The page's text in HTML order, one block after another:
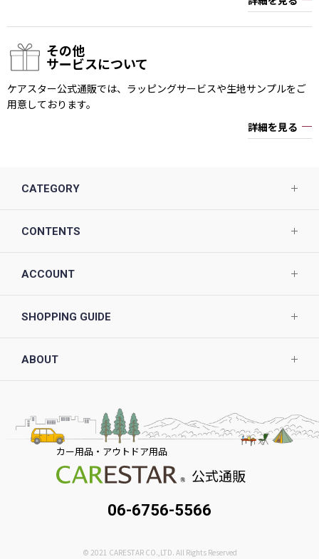
その他
サービスについて
ケアスター公式通販では、ラッピングサービスや生地サンプルをご
用意しております。
詳細を見る
CATEGORY
CONTENTS
ACCOUNT
SHOPPING GUIDE
ABOUT
カー用品・アウトドア用品
公式通販
06-6756-5566
© 2021 CARESTAR CO.,LTD. All Rights Reserved